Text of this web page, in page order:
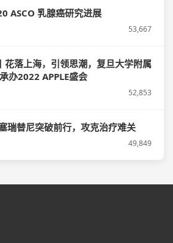
ASCO 乳腺癌研究进展
53,667
花落上海，引领思潮，复旦大学附属
办2022 APPLE盛会
52,853
瑞替尼突破前行，攻克治疗难关
49,849